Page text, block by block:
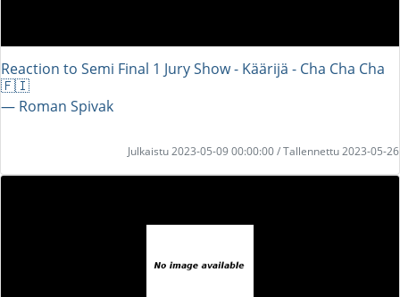
Reaction to Semi Final 1 Jury Show - Käärijä - Cha Cha Cha
🇫🇮
― Roman Spivak
Julkaistu 2023-05-09 00:00:00 / Tallennettu 2023-05-26